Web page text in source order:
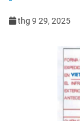
thg 9 29, 2025